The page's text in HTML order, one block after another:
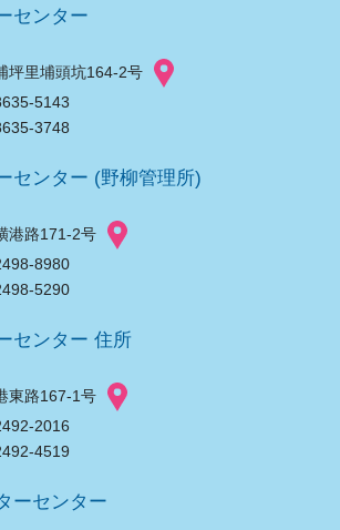
センター
坪里埔頭坑164-2号
5143
3748
センター (野柳管理所)
港路171-2号
8980
5290
センター 住所
東路167-1号
2016
4519
ーセンター